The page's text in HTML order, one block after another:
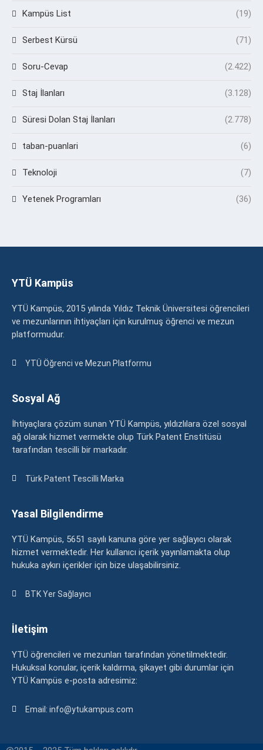
Kampüs List (19)
Serbest Kürsü (71)
Soru-Cevap (2.422)
Staj İlanları (3.128)
Süresi Dolan Staj İlanları (2.778)
taban-puanlari (6)
Teknoloji (7)
Yetenek Programları (36)
YTÜ Kampüs
YTÜ Kampüs, 2015 yılında Yıldız Teknik Üniversitesi öğrencileri
ve mezunlarının ihtiyaçları için kurulmuş öğrenci ve mezun
platformudur.
YTÜ Öğrenci ve Mezun Platformu
Sosyal Ağ
İhtiyaçlara çözüm sunan YTÜ Kampüs, yıldızlılara özel sosyal
ağ olarak hizmet vermekte olup Türk Patent Enstitüsü
tarafından tescilli bir markadır.
Türk Patent Tescilli Marka
Yasal Bilgilendirme
YTÜ Kampüs, 5651 sayılı kanuna göre yer sağlayıcı olarak
hizmet vermektedir. Her kullanıcı içerik yayınlamakta olup
hukuka aykırı içerikler için bize ulaşabilirsiniz.
BTK Yer Sağlayıcı
İletişim
YTÜ öğrencileri ve mezunları tarafından yönetilmektedir.
Hukuksal konular, içerik kaldırma, şikayet gibi durumlar için
YTÜ Kampüs e-posta adresimiz:
Email: info@ytukampus.com